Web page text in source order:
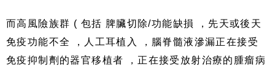
而高風險族群 ( 包括 脾臟切除/功能缺損 ，先天或後天
免疫功能不全 ，人工耳植入 ，腦脊髓液滲漏正在接受
免疫抑制劑的器官移植者 ，正在接受放射治療的腫瘤病